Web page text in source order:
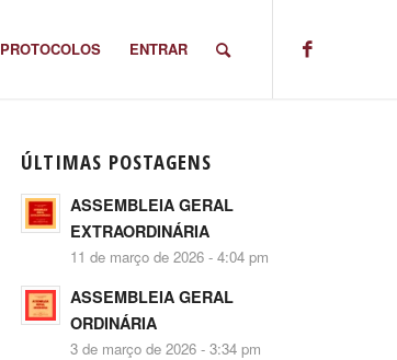
PROTOCOLOS ENTRAR
ÚLTIMAS POSTAGENS
ASSEMBLEIA GERAL
EXTRAORDINÁRIA
11 de março de 2026 - 4:04 pm
ASSEMBLEIA GERAL
ORDINÁRIA
3 de março de 2026 - 3:34 pm